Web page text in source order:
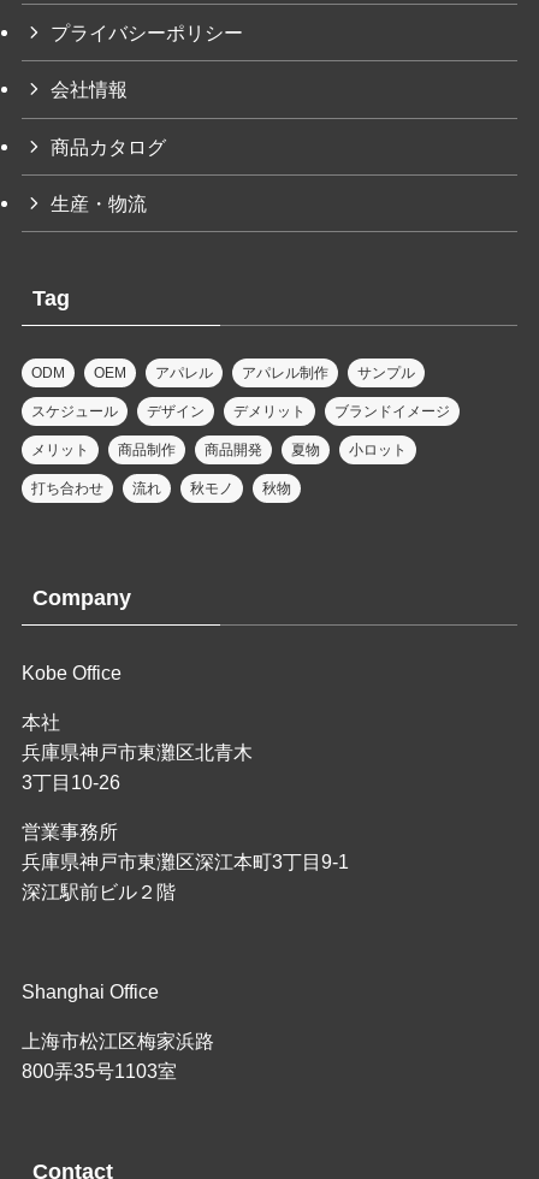
プライバシーポリシー
会社情報
商品カタログ
生産・物流
Tag
ODM OEM アパレル アパレル制作 サンプル
スケジュール デザイン デメリット ブランドイメージ
メリット 商品制作 商品開発 夏物 小ロット
打ち合わせ 流れ 秋モノ 秋物
Company
Kobe Office
本社
兵庫県神戸市東灘区北青木
3丁目10-26
営業事務所
兵庫県神戸市東灘区深江本町3丁目9-1
深江駅前ビル２階
Shanghai Office
上海市松江区梅家浜路
800弄35号1103室
Contact